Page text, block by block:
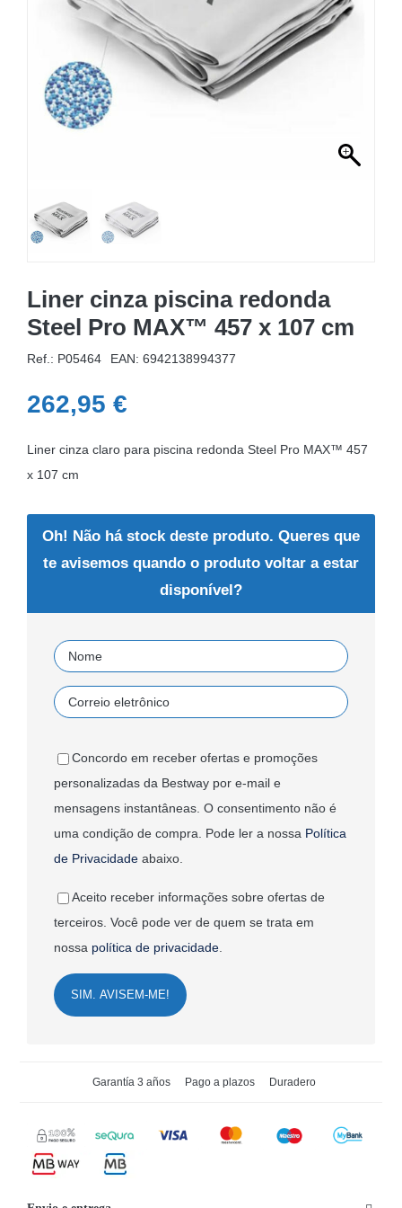
MOBILIÁRIO INSUFLÁVEL
CAMPISMO
ACESSÓRIOS PARA PISCINAS
PEÇAS DE SUBSTITUIÇÃO PARA PISCINAS
Liner cinza piscina redonda
Steel Pro MAX™ 457 x 107 cm
Ref.: P05464 EAN: 6942138994377
262,95 €
Liner cinza claro para piscina redonda Steel Pro MAX™ 457
x 107 cm
Oh! Não há stock deste produto. Queres que
te avisemos quando o produto voltar a estar
disponível?
Concordo em receber ofertas e promoções
personalizadas da Bestway por e-mail e
mensagens instantâneas. O consentimento não é
uma condição de compra. Pode ler a nossa Política
de Privacidadeabaixo.
Aceito receber informações sobre ofertas de
terceiros. Você pode ver de quem se trata em
nossa política de privacidade.
SIM. AVISEM-ME!
Garantía 3 años Pago a plazos Duradero